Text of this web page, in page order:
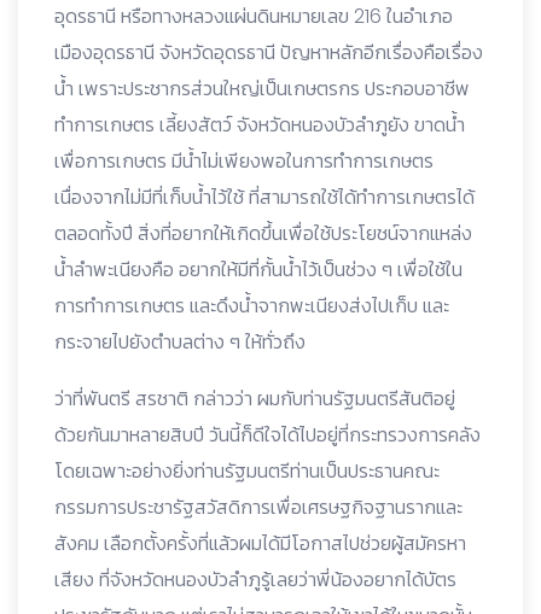
อุดรธานี หรือทางหลวงแผ่นดินหมายเลข 216 ในอําเภอ
เมืองอุดรธานี จังหวัดอุดรธานี ปัญหาหลักอีกเรื่องคือเรื่อง
นํ้า เพราะประชากรส่วนใหญ่เป็นเกษตรกร ประกอบอาชีพ
ทําการเกษตร เลี้ยงสัตว์ จังหวัดหนองบัวลําภูยัง ขาดนํ้า
เพื่อการเกษตร มีนํ้าไม่เพียงพอในการทําการเกษตร
เนื่องจากไม่มีที่เก็บนํ้าไว้ใช้ ที่สามารถใช้ได้ทําการเกษตรได้
ตลอดทั้งปี สิ่งที่อยากให้เกิดขึ้นเพื่อใช้ประโยชน์จากแหล่ง
นํ้าลําพะเนียงคือ อยากให้มีที่กั้นนํ้าไว้เป็นช่วง ๆ เพื่อใช้ใน
การทําการเกษตร และดึงนํ้าจากพะเนียงส่งไปเก็บ และ
กระจายไปยังตําบลต่าง ๆ ให้ทั่วถึง
ว่าที่พันตรี สรชาติ กล่าวว่า ผมกับท่านรัฐมนตรีสันติอยู่
ด้วยกันมาหลายสิบปี วันนี้ก็ดีใจได้ไปอยู่ที่กระทรวงการคลัง
โดยเฉพาะอย่างยิ่งท่านรัฐมนตรีท่านเป็นประธานคณะ
กรรมการประชารัฐสวัสดิการเพื่อเศรษฐกิจฐานรากและ
สังคม เลือกตั้งครั้งที่แล้วผมได้มีโอกาสไปช่วยผู้สมัครหา
เสียง ที่จังหวัดหนองบัวลําภูรู้เลยว่าพี่น้องอยากได้บัตร